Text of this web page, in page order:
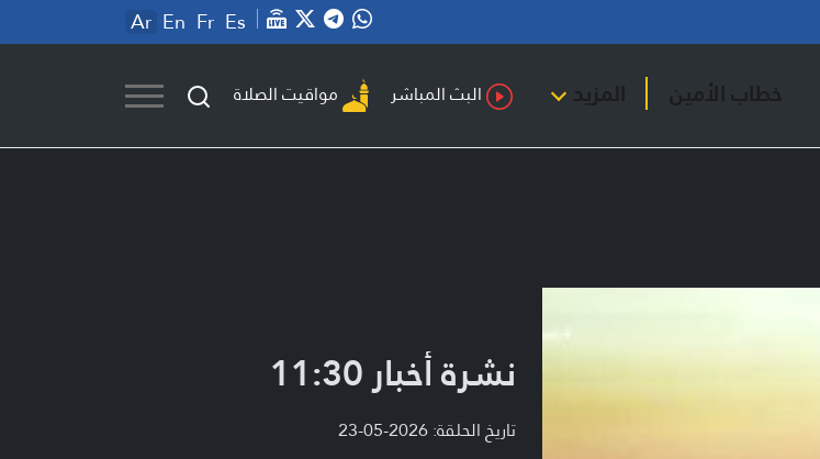
Ar En Fr Es
خطاب الأمين المزيد البث المباشر مواقيت الصلاة
نشرة أخبار 11:30
تاريخ الحلقة: 2026-05-23